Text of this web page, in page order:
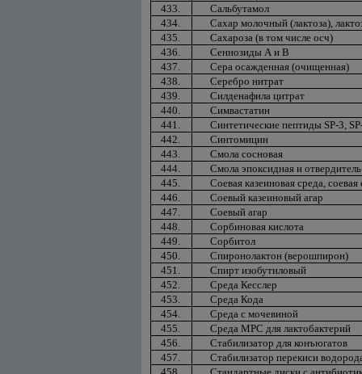
433.
Сальбутамол
434.
Сахар молочный (лактоза),
435.
Сахароза (в том числе осч)
436.
Сеннозиды А и В
437.
Сера осажденная (очищенная)
438.
Серебро нитрат
439.
Силденафила цитрат
440.
Симвастатин
441.
Синтетические пептиды SP-3,
442.
Синтомицин
443.
Смола сосновая
444.
Смола эпоксидная и отвердитель
445.
Соевая казеиновая среда, соевая
446.
Соевый казеиновый агар
447.
Соевый агар
448.
Сорбиновая кислота
449.
Сорбитол
450.
Спиронолактон (верошпирон)
451.
Спирт изобутиловый
452.
Среда Кесслер
453.
Среда Кода
454.
Среда с мочевиной
455.
Среда МРС для лактобактерий
456.
Стабилизатор для конъюгатов
457.
Стабилизатор перекиси